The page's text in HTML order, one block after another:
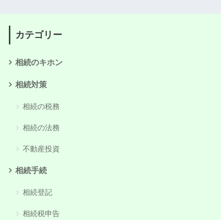
カテゴリー
相続のキホン
相続対策
相続の税務
相続の法務
不動産投資
相続手続
相続登記
相続税申告